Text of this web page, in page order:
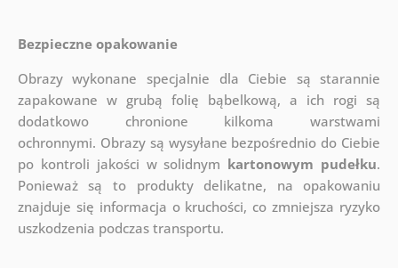
Bezpieczne opakowanie
Obrazy wykonane specjalnie dla Ciebie są starannie
zapakowane w grubą folię bąbelkową, a ich rogi są
dodatkowo chronione kilkoma warstwami
ochronnymi. Obrazy są wysyłane bezpośrednio do Ciebie
po kontroli jakości w solidnym kartonowym pudełku.
Ponieważ są to produkty delikatne, na opakowaniu
znajduje się informacja o kruchości, co zmniejsza ryzyko
uszkodzenia podczas transportu.